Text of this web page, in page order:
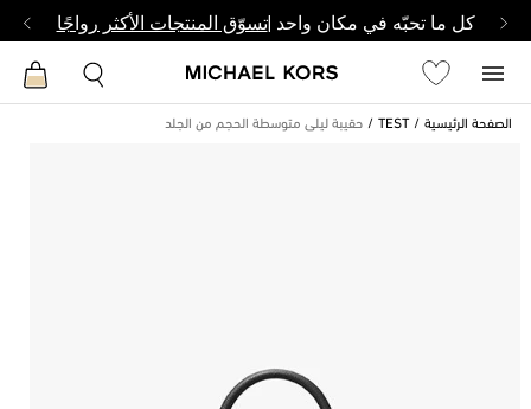
كل ما تحبّه في مكان واحد |تسوّق المنتجات الأكثر رواجًا
الصفحة الرئيسية TEST حقيبة ليلى متوسطة الحجم من الجلد